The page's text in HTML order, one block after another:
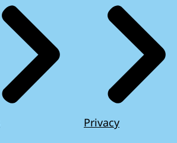
Privacy